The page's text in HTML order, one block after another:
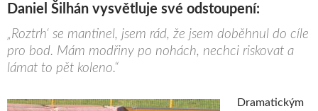
Daniel Šilhán vysvětluje své odstoupení:
„Roztrh‘ se mantinel, jsem rád, že jsem doběhnul do cíle
pro bod. Mám modřiny po nohách, nechci riskovat a
lámat to pět koleno.“
Dramatickým